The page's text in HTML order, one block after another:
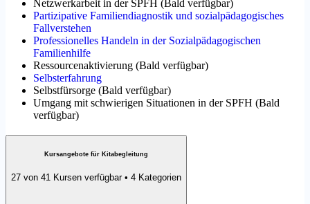
Netzwerkarbeit in der SPFH (Bald verfügbar)
Partizipative Familiendiagnostik und sozialpädagogisches
Fallverstehen
Professionelles Handeln in der Sozialpädagogischen
Familienhilfe
Ressourcenaktivierung (Bald verfügbar)
Selbsterfahrung
Selbstfürsorge (Bald verfügbar)
Umgang mit schwierigen Situationen in der SPFH (Bald
verfügbar)
Kursangebote für Kitabegleitung
27 von 41 Kursen verfügbar • 4 Kategorien